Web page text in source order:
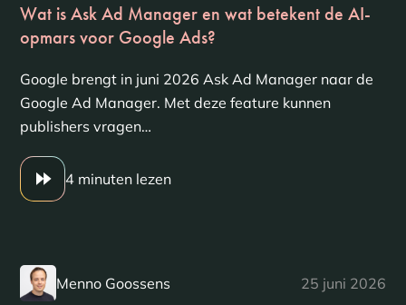
Wat is Ask Ad Manager en wat betekent de AI-
opmars voor Google Ads?
Google brengt in juni 2026 Ask Ad Manager naar de
Google Ad Manager. Met deze feature kunnen
publishers vragen…
4 minuten lezen
Menno Goossens 25 juni 2026